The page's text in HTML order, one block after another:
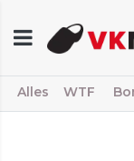
Alles WTF